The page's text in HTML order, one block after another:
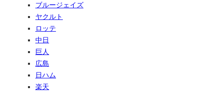
ブルージェイズ
ヤクルト
ロッテ
中日
巨人
広島
日ハム
楽天